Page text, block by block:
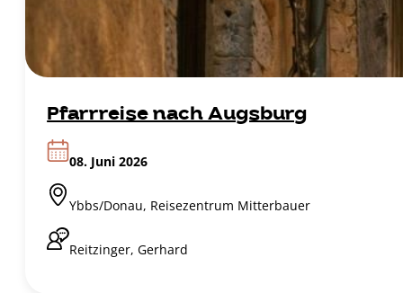
Pfarrreise nach Augsburg
08. Juni 2026
Ybbs/Donau, Reisezentrum Mitterbauer
Reitzinger, Gerhard